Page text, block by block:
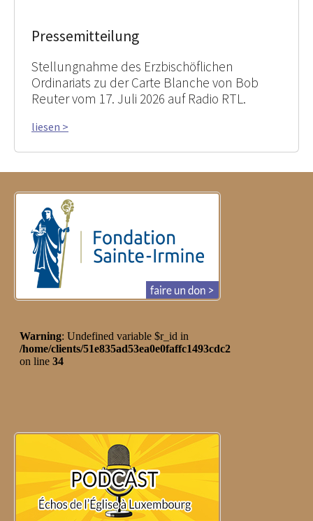
Pressemitteilung
Stellungnahme des Erzbischöflichen
Ordinariats zu der Carte Blanche von Bob
Reuter vom 17. Juli 2026 auf Radio RTL.
liesen >